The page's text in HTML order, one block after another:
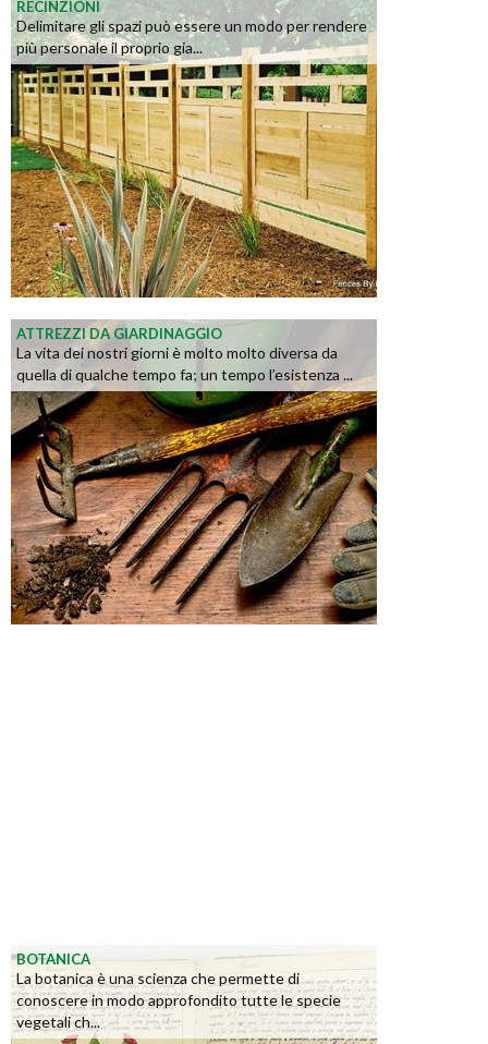
RECINZIONI
Delimitare gli spazi può essere un modo per rendere
più personale il proprio gia...
ATTREZZI DA GIARDINAGGIO
La vita dei nostri giorni è molto molto diversa da
quella di qualche tempo fa; un tempo l’esistenza ...
BOTANICA
La botanica è una scienza che permette di
conoscere in modo approfondito tutte le specie
vegetali ch...